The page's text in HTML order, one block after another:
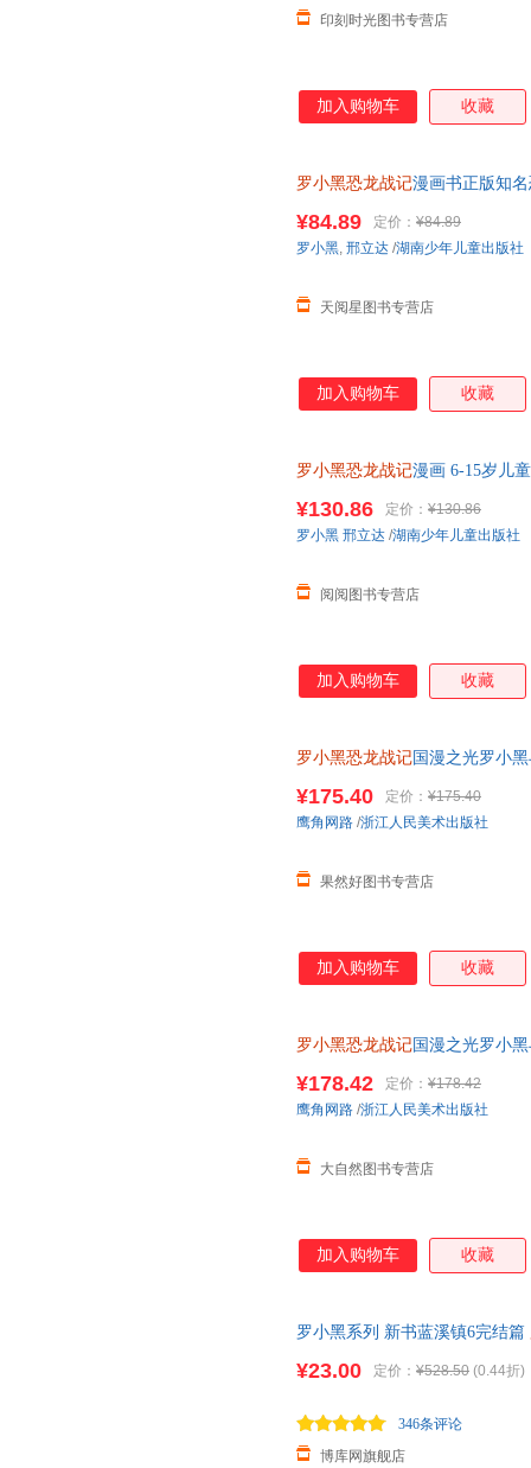
印刻时光图书专营店
加入购物车 收藏
罗小黑恐龙战记漫画书正版知
¥84.89 定价： ¥84.89
天阅星图书专营店
罗小黑, 邢立达 /湖南少年儿童出版社
加入购物车 收藏
罗小黑恐龙战记漫画 6-15岁儿
¥130.86 定价： ¥130.86
阅阅图书专营店
罗小黑 邢立达 /湖南少年儿童出版社
加入购物车 收藏
罗小黑恐龙战记 国漫之光罗小
¥175.40 定价： ¥175.40
果然好图书专营店
鹰角网路 /浙江人民美术出版社
加入购物车 收藏
罗小黑恐龙战记 国漫之光罗小
¥178.42 定价： ¥178.42
大自然图书专营店
鹰角网路 /浙江人民美术出版社
加入购物车 收藏
罗小黑系列 新书蓝溪镇6完结篇
¥23.00 定价： ¥528.50 (0.44折)
博库网旗舰店
346条评论